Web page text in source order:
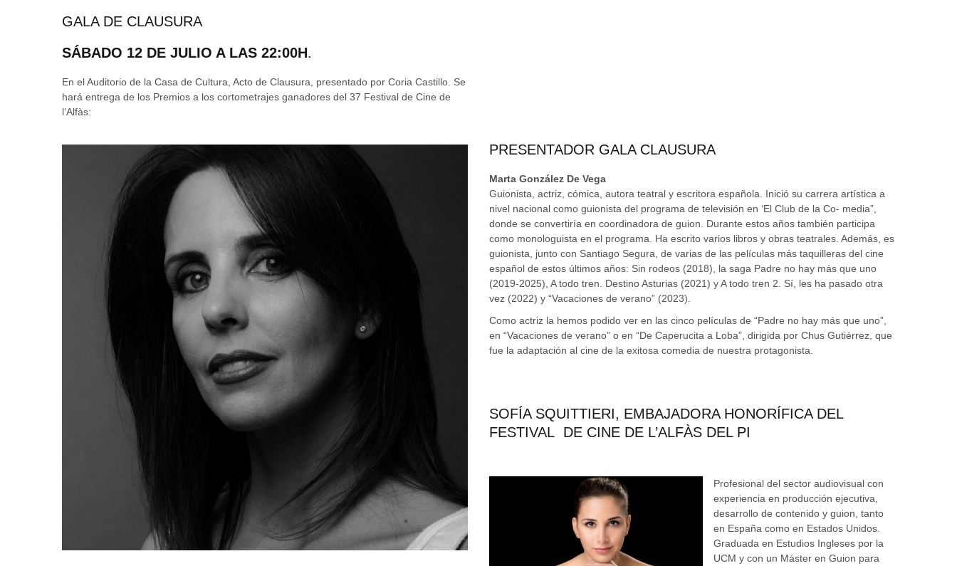
GALA DE CLAUSURA
SÁBADO 12 DE JULIO A LAS 22:00H.
En el Auditorio de la Casa de Cultura, Acto de Clausura, presentado por Coria Castillo. Se
hará entrega de los Premios a los cortometrajes ganadores del 37 Festival de Cine de
l’Alfàs:
PRESENTADOR GALA CLAUSURA
Marta González De Vega
Guionista, actriz, cómica, autora teatral y escritora española. Inició su carrera artística a
nivel nacional como guionista del programa de televisión en ‘El Club de la Co- media”,
donde se convertiría en coordinadora de guion. Durante estos años también participa
como monologuista en el programa. Ha escrito varios libros y obras teatrales. Además, es
guionista, junto con Santiago Segura, de varias de las películas más taquilleras del cine
español de estos últimos años: Sin rodeos (2018), la saga Padre no hay más que uno
(2019-2025), A todo tren. Destino Asturias (2021) y A todo tren 2. Sí, les ha pasado otra
vez (2022) y “Vacaciones de verano” (2023).
Como actriz la hemos podido ver en las cinco películas de “Padre no hay más que uno”,
en “Vacaciones de verano” o en “De Caperucita a Loba”, dirigida por Chus Gutiérrez, que
fue la adaptación al cine de la exitosa comedia de nuestra protagonista.
SOFÍA SQUITTIERI, EMBAJADORA HONORÍFICA DEL
FESTIVAL DE CINE DE L’ALFÀS DEL PI
Profesional del sector audiovisual con
experiencia en producción ejecutiva,
desarrollo de contenido y guion, tanto
en España como en Estados Unidos.
Graduada en Estudios Ingleses por la
UCM y con un Máster en Guion para